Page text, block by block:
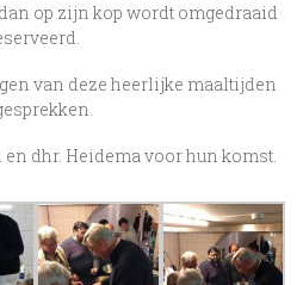
op zijn kop wordt omgedraaid
van deze heerlijke maaltijden
dhr. Heidema voor hun komst.